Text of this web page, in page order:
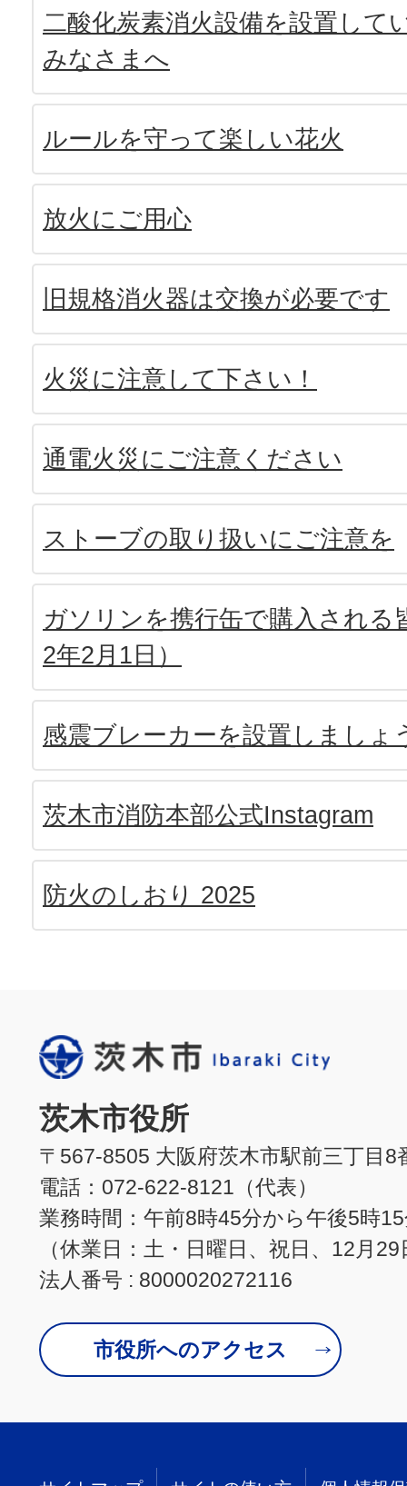
二酸化炭素消火設備を設置して
みなさまへ
ルールを守って楽しい花火
放火にご用心
旧規格消火器は交換が必要です
火災に注意して下さい！
通電火災にご注意ください
ストーブの取り扱いにご注意を
ガソリンを携行缶で購入される
2年2月1日）
感震ブレーカーを設置しましょ
茨木市消防本部公式Instagram
防火のしおり 2025
茨木市役所
〒567-8505 大阪府茨木市駅前三丁目8
電話：072-622-8121（代表）
業務時間：午前8時45分から午後5時
（休業日：土・日曜日、祝日、12月
法人番号 : 8000020272116
市役所へのアクセス